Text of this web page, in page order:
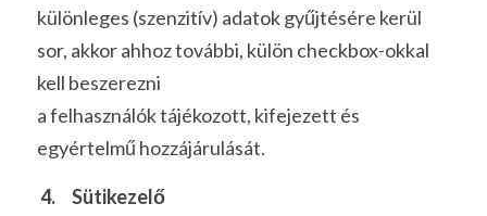
különleges (szenzitív) adatok gyűjtésére kerül
sor, akkor ahhoz további, külön checkbox-okkal
kell beszerezni
a felhasználók tájékozott, kifejezett és
egyértelmű hozzájárulását.
4.     Sütikezelő